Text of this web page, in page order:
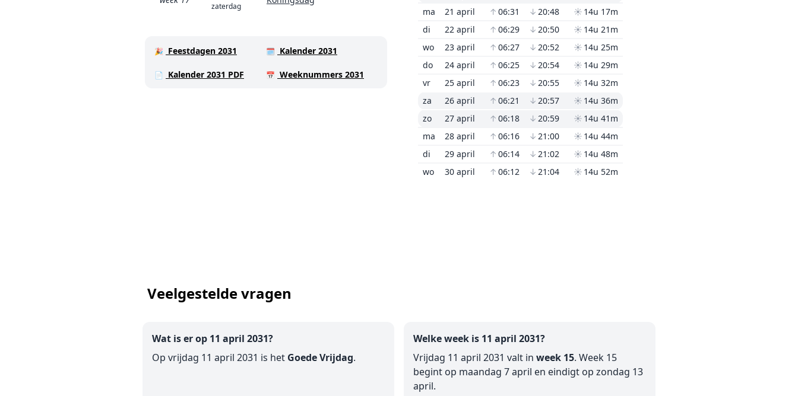
zaterdag
🎉 Feestdagen 2031 🗓️ Kalender 2031
📄 Kalender 2031 PDF 📅 Weeknummers 2031
ma
21 april ↑ 06:31 ↓ 20:48 ☀ 14u 17m
di
22 april ↑ 06:29 ↓ 20:50 ☀ 14u 21m
wo
23 april ↑ 06:27 ↓ 20:52 ☀ 14u 25m
do
24 april ↑ 06:25 ↓ 20:54 ☀ 14u 29m
vr
25 april ↑ 06:23 ↓ 20:55 ☀ 14u 32m
za
26 april ↑ 06:21 ↓ 20:57 ☀ 14u 36m
zo
27 april ↑ 06:18 ↓ 20:59 ☀ 14u 41m
ma
28 april ↑ 06:16 ↓ 21:00 ☀ 14u 44m
di
29 april ↑ 06:14 ↓ 21:02 ☀ 14u 48m
wo
30 april ↑ 06:12 ↓ 21:04 ☀ 14u 52m
Veelgestelde vragen
Wat is er op 11 april 2031?
Op vrijdag 11 april 2031 is het Goede Vrijdag.
Welke week is 11 april 2031?
Vrijdag 11 april 2031 valt in week 15. Week 15
begint op maandag 7 april en eindigt op zondag 13
april.